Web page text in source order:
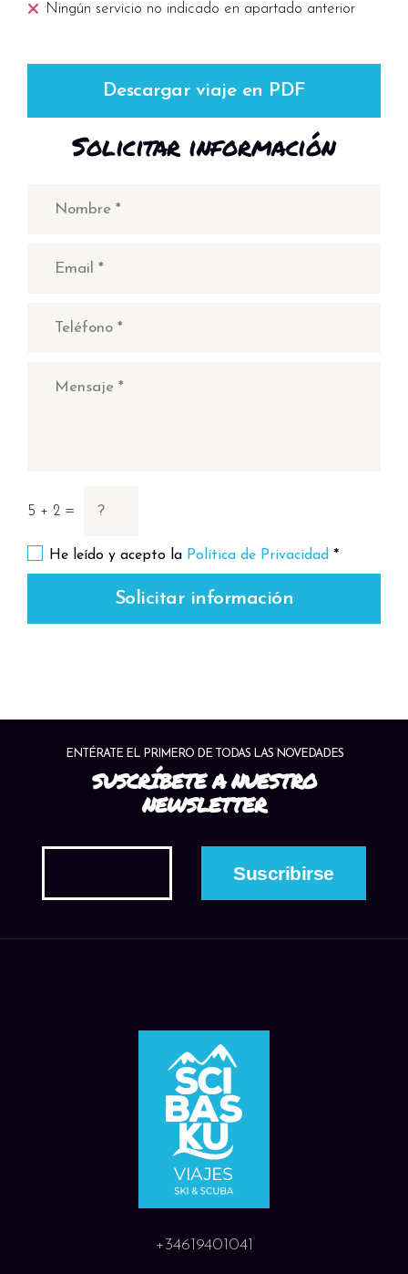
Ningún servicio no indicado en apartado anterior
Descargar viaje en PDF
Solicitar información
5 + 2 =
He leído y acepto la Política de Privacidad *
Solicitar información
ENTÉRATE EL PRIMERO DE TODAS LAS NOVEDADES
SUSCRÍBETE A NUESTRO
NEWSLETTER
+34619401041